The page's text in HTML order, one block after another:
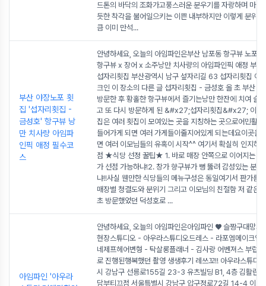
드톤의 바닥의 조화가고풍스러운 분우기를 자랑하며 마치
듯한 착각을 불어일으키는 이쁜 내부하지만 이렇게 분위
큼 이미 만석...
부산 야장노포 횟
집 '섭자리횟집 -
금성호' 항구뷰 낭
만 치사량 아임파
인픽 애정 필수코
스
안녕하세요, 오늘의 아임파인은부산 남포동 항구뷰 노포
항구뷰 x 장어 x 소주낭만 치사량의 아임파인픽 애정 부산
섭자리횟집 부산광역시 남구 섶자리길 63 섭자리횟집 이
크인 이 장소의 다른 글 섭자리횟집 - 금성호 올 초 부산 방
방문한 후 황홀한 항구뷰에서 즐기는낭만 한잔에 치여 슬
고 또 다시 방문하게 된 &#x27;섭자리횟집&#x27; 이곳
집은 여러 횟집이 모여있는 곳을 지칭하는 곳으로어민활
들어가게 되면 여러 가게들이줄지어있게 되는데요이곳을
면 여러 이모님들의 유혹이 시작^^ 여기서 확실히 인지하
점 ★식당 선정 꿀팁★ 1. 바로 매장 안쪽으로 이어지는 창
가 선점 가능하냐!2. 창가 향구뷰가 뻥 뚫려 감성있는 분위
냐!!사실 웬만한 식당들의 메뉴구성은 동일여기서 판가름
매장별 청결도와 분위기 그리고 이모님의 친절함 저 같은
초 방문했었던 덕성호로 ...
아임파인 '아우라
안녕하세요, 오늘의 아임파인은아임파인 ♥ 슬짱구대망의
현장스튜디오 - 아우라스튜디오드레스 - 라포엠메이크업
네제프헤어변형 - 탁살롱플래너 - 김사랑 어벤져스 부럽
로 진행된행복했던 촬영 생생후기 레쓰꼬!! 아우라스튜디
시 강남구 선릉로155길 23-3 유츠빌딩 B1, 4층 김활란
담부티끄점 서울특별시 강남구 압구정로72길 14-4 이 블